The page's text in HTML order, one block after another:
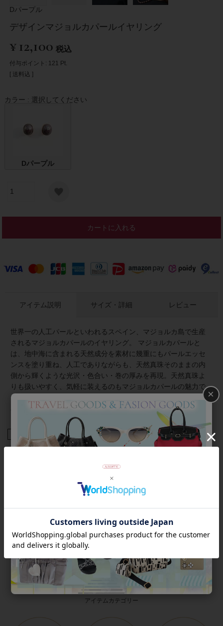
Dパープル
デザインマジョルカパールイヤリング
¥12,100 税込
付与ポイント: 121 Pt.
送料込
カラー 選択してください
Dパープル
カートに入れる
アイテム説明
世界一の人工パールといわれるスペイン、マジョルカ島で生産
されるマジョルカパールのイヤリング。 マジョルカパールと
は、地中海に含まれる天然成分を素材に幾重にもパールエッセ
ンスを塗り重ね、人工でありながらも、天然真珠そのままの内
側から輝くような光沢・色合い・巻の厚みを再現。天然真珠よ
りも扱いやすく、気軽に装えるのもマジョルカパールの魅力で
す☆;+ 傷が付きにくく、汗や化粧水による品質変化が少ないた
め、夏でも安心してつけられます。
サイズ・詳細 レビュー
3100261
Category
アイテムカテゴリー
×